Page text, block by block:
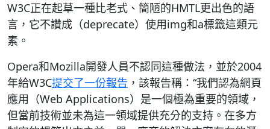
W3C正在起草一種比老式、簡陋的HMTL更出色的語
言，它不讚成（deprecate）使用img和a標籤這類元
素。
Opera和Mozilla開發人員不認同這種做法，並於2004
年給W3C提交了一份報告 ，該報告稱：“我們認為網頁
應用（Web Applications）是一個極為重要的領域，
但當前技術並未為這一領域提供充分的支持。在多方